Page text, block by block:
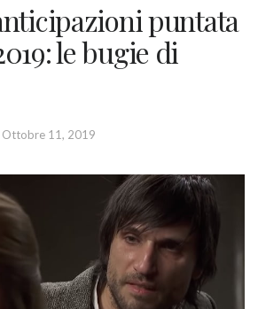
puntata
le bugie di
Ottobre 11, 2019